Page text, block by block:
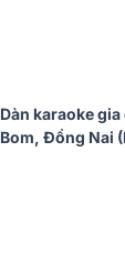
Dàn karaoke
Bom, Đồng Nai